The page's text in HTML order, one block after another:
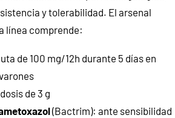
y tolerabilidad. El arsenal
línea comprende:
de 100 mg/12h durante 5 días en
de 3 g
(Bactrim): ante sensibilidad